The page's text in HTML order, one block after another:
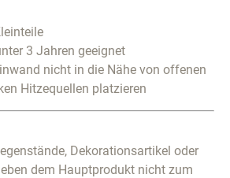
3 Jahren geeignet
nicht in die Nähe von offenen
Hitzequellen platzieren
Dekorationsartikel oder
dem Hauptprodukt nicht zum